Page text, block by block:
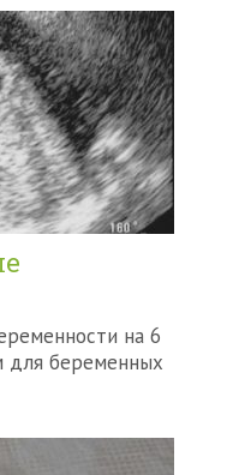
на 6
для беременных